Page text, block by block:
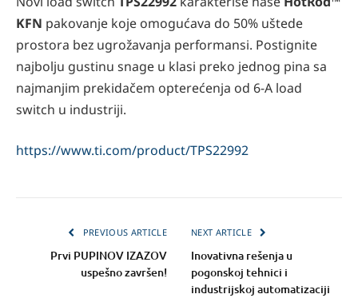
KFN pakovanje koje omogućava do 50% uštede
prostora bez ugrožavanja performansi. Postignite
najbolju gustinu snage u klasi preko jednog pina sa
najmanjim prekidačem opterećenja od 6-A load
switch u industriji.
https://www.ti.com/product/TPS22992
PREVIOUS ARTICLE
Prvi PUPINOV IZAZOV
uspešno završen!
NEXT ARTICLE
Inovativna rešenja u
pogonskoj tehnici i
industrijskoj automatizaciji